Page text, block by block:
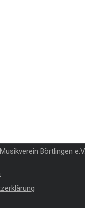
Börtlingen e.V.